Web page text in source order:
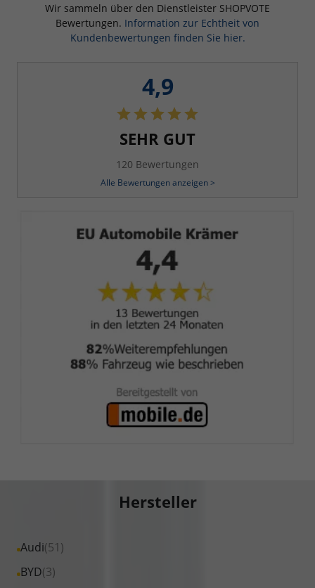
Wir sammeln über den Dienstleister SHOPVOTE
Bewertungen. Information zur Echtheit von
Kundenbewertungen finden Sie hier.
4,9
SEHR GUT
120 Bewertungen
Alle Bewertungen anzeigen >
Hersteller
Audi(51)
Alle
Fahrzeuge
BYD(3)
Alle